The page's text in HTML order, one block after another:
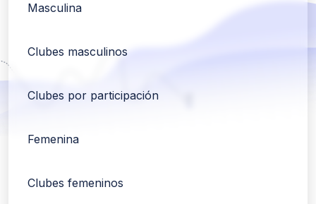
Masculina
Clubes masculinos
Clubes por participación
Femenina
Clubes femeninos